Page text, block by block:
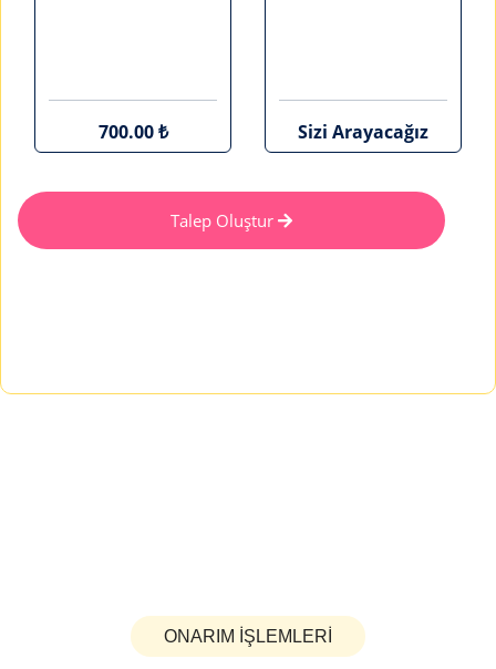
700.00 ₺ Sizi Arayacağız
Talep Oluştur
ONARIM İŞLEMLERİ